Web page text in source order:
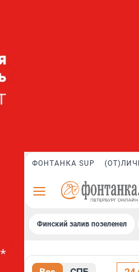
ФОНТАНКА SUP
Финский залив позеленел